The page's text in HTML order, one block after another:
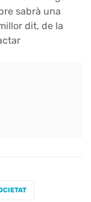
sabrà una
dit, de la